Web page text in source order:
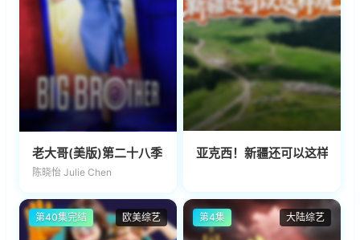
老大哥(美版)第二十八季
陈晓怡 Julie Chen
亚克西！新疆还可以这样玩！
欧美综艺
第40集完结 大陆综艺
第4集